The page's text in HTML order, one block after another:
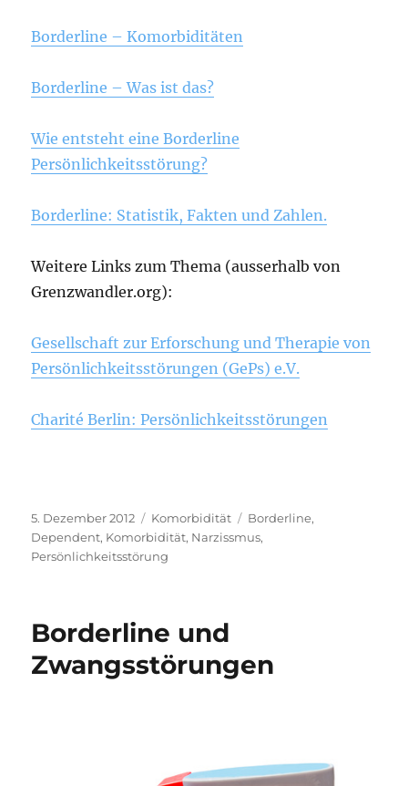
Borderline – Komorbiditäten
Borderline – Was ist das?
Wie entsteht eine Borderline
Persönlichkeitsstörung?
Borderline: Statistik, Fakten und Zahlen.
Weitere Links zum Thema (ausserhalb von
Grenzwandler.org):
Gesellschaft zur Erforschung und Therapie von
Persönlichkeitsstörungen (GePs) e.V.
Charité Berlin: Persönlichkeitsstörungen
Veröffentlicht
am
5. Dezember 2012 Kategorien
Komorbidität Schlagwörter
Borderline,
Dependent, Komorbidität, Narzissmus,
Persönlichkeitsstörung
Borderline und
Zwangsstörungen